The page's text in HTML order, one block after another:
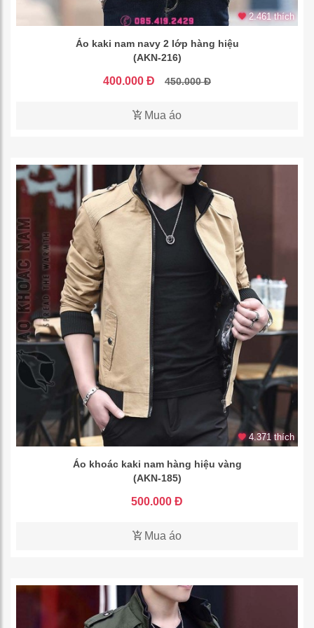
2.461 thích
Áo kaki nam navy 2 lớp hàng hiệu
(AKN-216)
400.000 Đ 450.000 Đ
Mua áo
4.371 thích
Áo khoác kaki nam hàng hiệu vàng
(AKN-185)
500.000 Đ
Mua áo